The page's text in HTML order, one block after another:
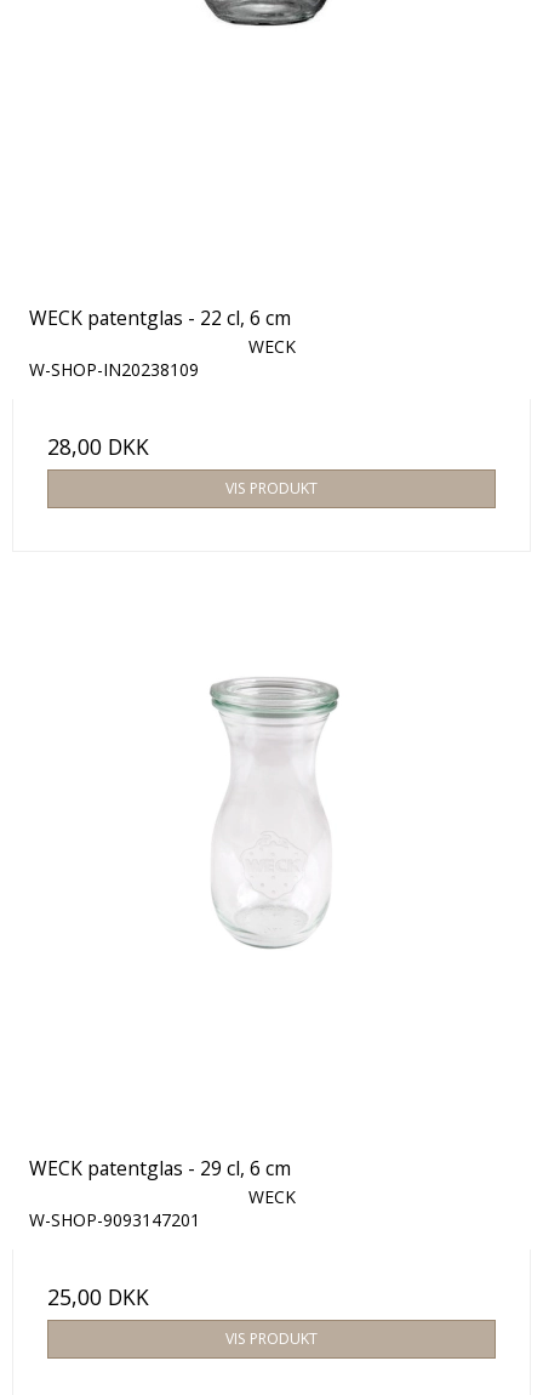
WECK patentglas - 22 cl, 6 cm
WECK
W-SHOP-IN20238109
28,00 DKK
VIS PRODUKT
WECK patentglas - 29 cl, 6 cm
WECK
W-SHOP-9093147201
25,00 DKK
VIS PRODUKT